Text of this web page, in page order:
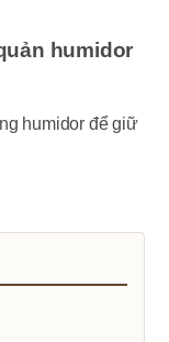
humidor
humidor để giữ